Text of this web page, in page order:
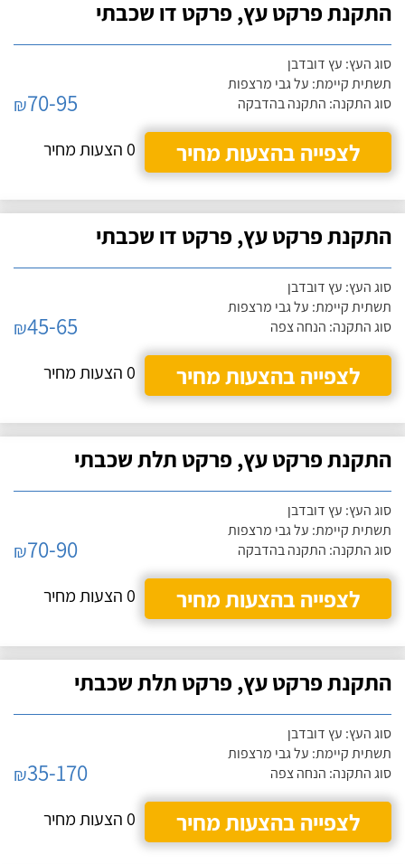
התקנת פרקט עץ, פרקט דו שכבתי
סוג העץ: עץ דובדבן
תשתית קיימת: על גבי מרצפות
סוג התקנה: התקנה בהדבקה
₪70-95
לצפייה בהצעות מחיר
0 הצעות מחיר
התקנת פרקט עץ, פרקט דו שכבתי
סוג העץ: עץ דובדבן
תשתית קיימת: על גבי מרצפות
סוג התקנה: הנחה צפה
₪45-65
לצפייה בהצעות מחיר
0 הצעות מחיר
התקנת פרקט עץ, פרקט תלת שכבתי
סוג העץ: עץ דובדבן
תשתית קיימת: על גבי מרצפות
סוג התקנה: התקנה בהדבקה
₪70-90
לצפייה בהצעות מחיר
0 הצעות מחיר
התקנת פרקט עץ, פרקט תלת שכבתי
סוג העץ: עץ דובדבן
תשתית קיימת: על גבי מרצפות
סוג התקנה: הנחה צפה
₪35-170
לצפייה בהצעות מחיר
0 הצעות מחיר